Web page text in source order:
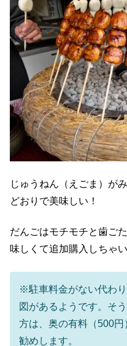
じゅうねん（えごま）が
どおりで美味しい！
だんごはモチモチと歯ご
味しくて追加購入しちゃ
※駐車料金がない代わ
図があるようです。そ
方は、奥の有料（500
勧めします。